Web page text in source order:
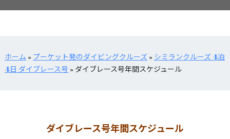
ホーム » プーケット発のダイビングクルーズ » シミランクルーズ 4泊
4日 ダイブレース号 » ダイブレース号年間スケジュール
ダイブレース号年間スケジュール